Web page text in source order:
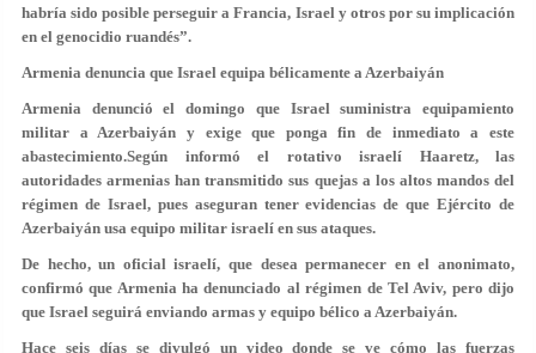
habría sido posible perseguir a Francia, Israel y otros por su implicación
en el genocidio ruandés”.
Armenia denuncia que Israel equipa bélicamente a Azerbaiyán
Armenia denunció el domingo que Israel suministra equipamiento
militar a Azerbaiyán y exige que ponga fin de inmediato a este
abastecimiento.Según informó el rotativo israelí Haaretz, las
autoridades armenias han transmitido sus quejas a los altos mandos del
régimen de Israel, pues aseguran tener evidencias de que Ejército de
Azerbaiyán usa equipo militar israelí en sus ataques.
De hecho, un oficial israelí, que desea permanecer en el anonimato,
confirmó que Armenia ha denunciado al régimen de Tel Aviv, pero dijo
que Israel seguirá enviando armas y equipo bélico a Azerbaiyán.
Hace seis días se divulgó un video donde se ve cómo las fuerzas